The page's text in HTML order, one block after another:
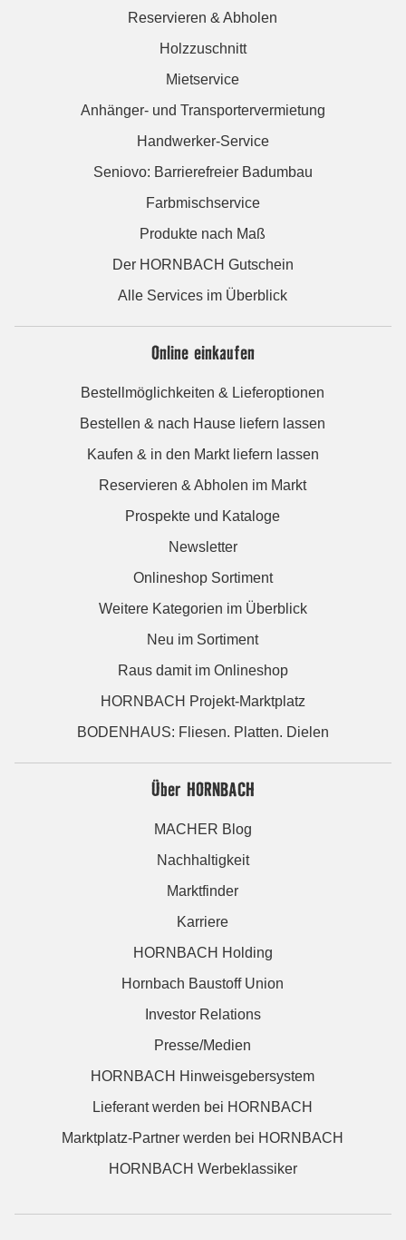
Reservieren & Abholen
Holzzuschnitt
Mietservice
Anhänger- und Transportervermietung
Handwerker-Service
Seniovo: Barrierefreier Badumbau
Farbmischservice
Produkte nach Maß
Der HORNBACH Gutschein
Alle Services im Überblick
Online einkaufen
Bestellmöglichkeiten & Lieferoptionen
Bestellen & nach Hause liefern lassen
Kaufen & in den Markt liefern lassen
Reservieren & Abholen im Markt
Prospekte und Kataloge
Newsletter
Onlineshop Sortiment
Weitere Kategorien im Überblick
Neu im Sortiment
Raus damit im Onlineshop
HORNBACH Projekt-Marktplatz
BODENHAUS: Fliesen. Platten. Dielen
Über HORNBACH
MACHER Blog
Nachhaltigkeit
Marktfinder
Karriere
HORNBACH Holding
Hornbach Baustoff Union
Investor Relations
Presse/Medien
HORNBACH Hinweisgebersystem
Lieferant werden bei HORNBACH
Marktplatz-Partner werden bei HORNBACH
HORNBACH Werbeklassiker